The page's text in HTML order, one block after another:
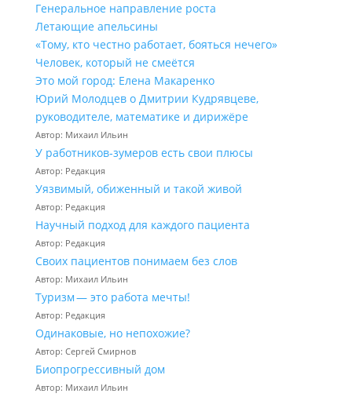
Генеральное направление роста
Летающие апельсины
«Тому, кто честно работает, бояться нечего»
Человек, который не смеётся
Это мой город: Елена Макаренко
Юрий Молодцев о Дмитрии Кудрявцеве,
руководителе, математике и дирижёре
Автор: Михаил Ильин
У работников‑зумеров есть свои плюсы
Автор: Редакция
Уязвимый, обиженный и такой живой
Автор: Редакция
Научный подход для каждого пациента
Автор: Редакция
Своих пациентов понимаем без слов
Автор: Михаил Ильин
Туризм — это работа мечты!
Автор: Редакция
Одинаковые, но непохожие?
Автор: Сергей Смирнов
Биопрогрессивный дом
Автор: Михаил Ильин